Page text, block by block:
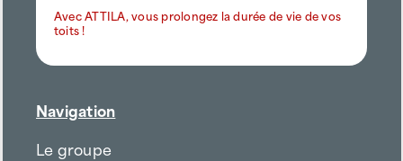
Avec ATTILA, vous prolongez la durée de vie de vos
toits !
Navigation
Le groupe